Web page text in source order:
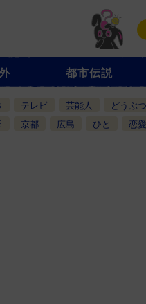
都市伝説
テレビ 芸能人 どうぶつ
京都 広島 ひと 恋愛